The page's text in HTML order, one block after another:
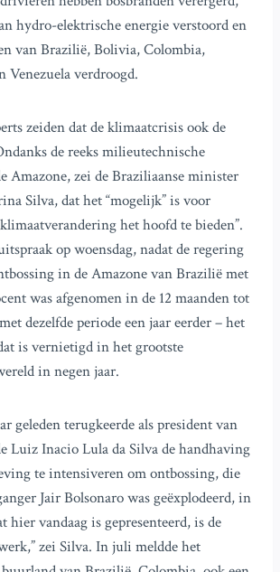
hydro-elektrische energie verstoord en
van Brazilië, Bolivia, Colombia,
Venezuela verdroogd.
zeiden dat de klimaatcrisis ook de
de reeks milieutechnische
Amazone, zei de Braziliaanse minister
Silva, dat het “mogelijk” is voor
het hoofd te bieden”.
op woensdag, nadat de regering
in de Amazone van Brazilië met
was afgenomen in de 12 maanden tot
dezelfde periode een jaar eerder – het
is vernietigd in het grootste
in negen jaar.
geleden terugkeerde als president van
Luiz Inacio Lula da Silva de handhaving
te intensiveren om ontbossing, die
Jair Bolsonaro was geëxplodeerd, in
hier vandaag is gepresenteerd, is de
zei Silva. In juli meldde het